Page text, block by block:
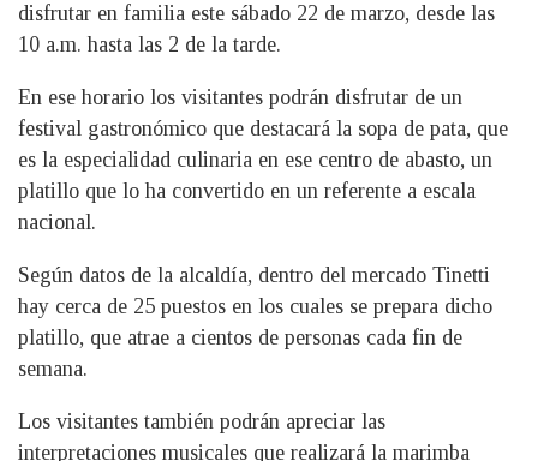
disfrutar en familia este sábado 22 de marzo, desde las
10 a.m. hasta las 2 de la tarde.
En ese horario los visitantes podrán disfrutar de un
festival gastronómico que destacará la sopa de pata, que
es la especialidad culinaria en ese centro de abasto, un
platillo que lo ha convertido en un referente a escala
nacional.
Según datos de la alcaldía, dentro del mercado Tinetti
hay cerca de 25 puestos en los cuales se prepara dicho
platillo, que atrae a cientos de personas cada fin de
semana.
Los visitantes también podrán apreciar las
interpretaciones musicales que realizará la marimba